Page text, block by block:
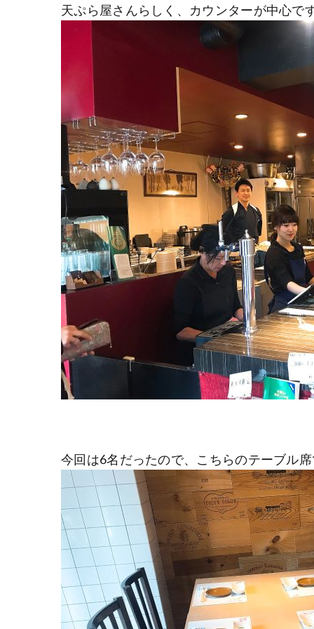
天ぷら屋さんらしく、カウンターが中心で
今回は6名だったので、こちらのテーブル